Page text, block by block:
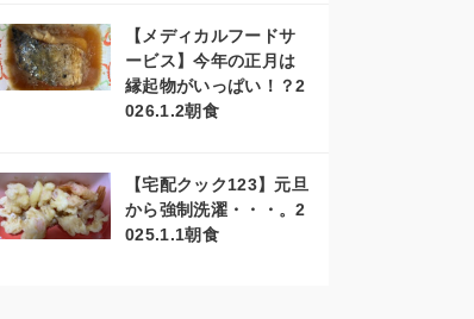
【メディカルフードサ
ービス】今年の正月は
縁起物がいっぱい！？2
026.1.2朝食
【宅配クック123】元旦
から強制洗濯・・・。2
025.1.1朝食